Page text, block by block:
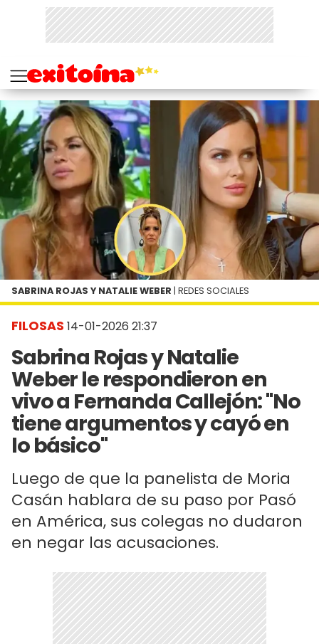
FILOSAS 14-01-2026 21:37
Sabrina Rojas y Natalie
Weber le respondieron en
vivo a Fernanda Callejón: "No
tiene argumentos y cayó en
lo básico"
Luego de que la panelista de Moria
Casán hablara de su paso por Pasó
en América, sus colegas no dudaron
en negar las acusaciones.
SABRINA ROJAS Y NATALIE WEBER | REDES SOCIALES